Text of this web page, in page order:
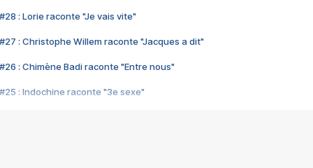
#28 : Lorie raconte "Je vais vite"
#27 : Christophe Willem raconte "Jacques a dit"
#26 : Chimène Badi raconte "Entre nous"
#25 : Indochine raconte "3e sexe"